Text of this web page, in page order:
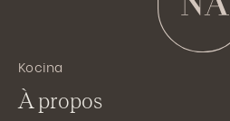
Kocina
À propos